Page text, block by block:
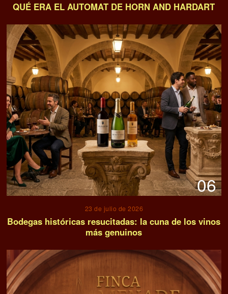
QUÉ ERA EL AUTOMAT DE HORN AND HARDART
06
23 de julio de 2026
Bodegas históricas resucitadas: la cuna de los vinos
más genuinos